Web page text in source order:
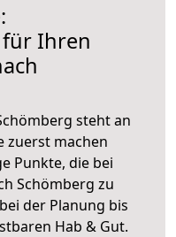
für Ihren
steht an
zuerst machen
Punkte, die bei
Schömberg zu
der Planung bis
Hab & Gut.